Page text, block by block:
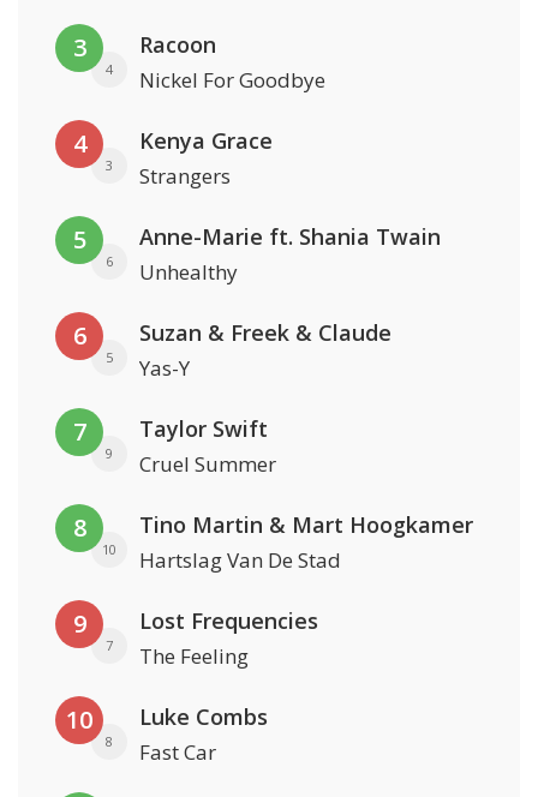
3
4
Racoon
Nickel For Goodbye
4
3
Kenya Grace
Strangers
5
6
Anne-Marie ft. Shania Twain
Unhealthy
6
5
Suzan & Freek & Claude
Yas-Y
7
9
Taylor Swift
Cruel Summer
8
10
Tino Martin & Mart Hoogkamer
Hartslag Van De Stad
9
7
Lost Frequencies
The Feeling
10
8
Luke Combs
Fast Car